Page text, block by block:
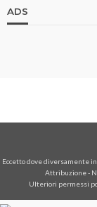
ADS
Eccetto dove diversamente
Attribuzione -
Ulteriori permessi